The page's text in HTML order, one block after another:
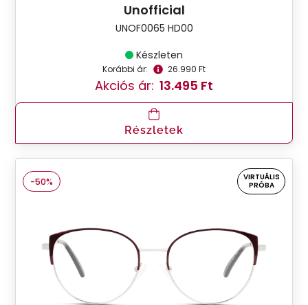
Unofficial
UNOF0065 HD00
Készleten
Korábbi ár: 26.990 Ft
Akciós ár: 13.495 Ft
Részletek
-50%
VIRTUÁLIS
PRÓBA